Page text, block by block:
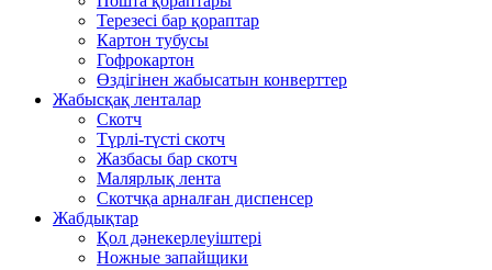
Терезесі бар қораптар
Картон тубусы
Гофрокартон
Өздігінен жабысатын конверттер
Жабысқақ ленталар
Скотч
Түрлі-түсті скотч
Жазбасы бар скотч
Малярлық лента
Скотчқа арналған диспенсер
Жабдықтар
Қол дәнекерлеуіштері
Ножные запайщики